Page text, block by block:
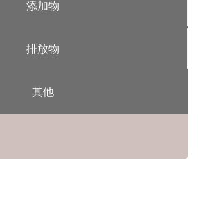
添加物
排放物
其他